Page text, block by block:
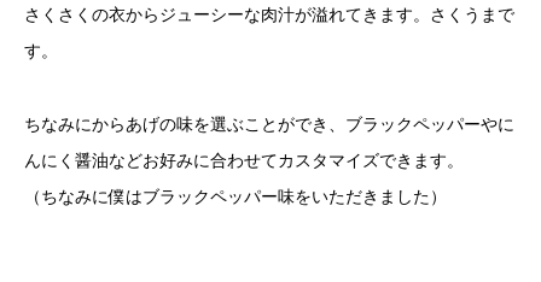
さくさくの衣からジューシーな肉汁が溢れてきます。さくうまで
す。
ちなみにからあげの味を選ぶことができ、ブラックペッパーやに
んにく醤油などお好みに合わせてカスタマイズできます。
（ちなみに僕はブラックペッパー味をいただきました）